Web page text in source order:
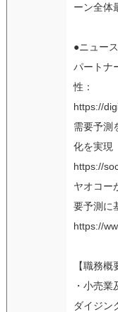
ーン全体
●ニュー
パートナ
性：
https://
需要予測
化を実現
https://
ヤオコー
要予測に
https://
【職務概
・小売
ダイジン